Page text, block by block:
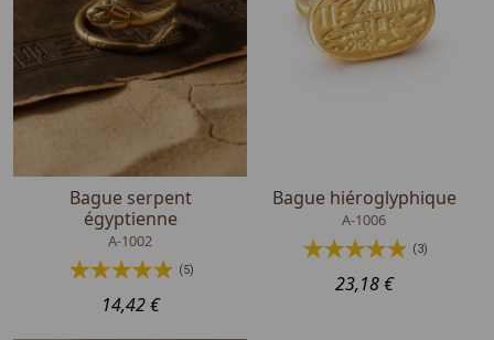
Bague serpent
égyptienne
A-1002
(5)
14,42 €
Bague hiéroglyphique
A-1006
(3)
23,18 €